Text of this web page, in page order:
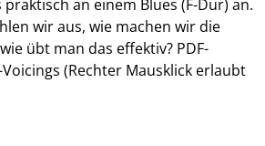
an einem Blues (F-Dur) an.
wir aus, wie machen wir die
übt man das effektiv? PDF-
(Rechter Mausklick erlaubt